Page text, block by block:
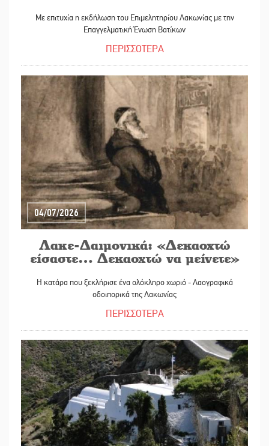
Με επιτυχία η εκδήλωση του Επιμελητηρίου Λακωνίας με την
Επαγγελματική Ένωση Βατίκων
ΠΕΡΙΣΣΟΤΕΡΑ
04/07/2026
Λακε-Δαιμονικά: «Δεκαοχτώ
είσαστε… Δεκαοχτώ να μείνετε»
Η κατάρα που ξεκλήρισε ένα ολόκληρο χωριό - Λαογραφικά
οδοιπορικά της Λακωνίας
ΠΕΡΙΣΣΟΤΕΡΑ